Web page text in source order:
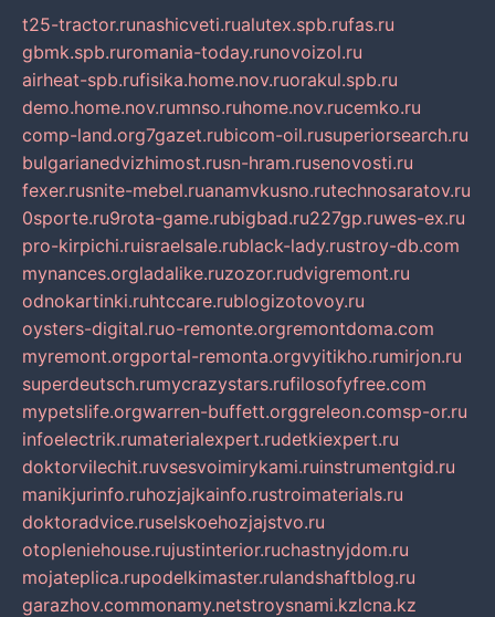
t25-tractor.runashicveti.rualutex.spb.rufas.ru
gbmk.spb.ruromania-today.runovoizol.ru
airheat-spb.rufisika.home.nov.ruorakul.spb.ru
demo.home.nov.rumnso.ruhome.nov.rucemko.ru
comp-land.org7gazet.rubicom-oil.rusuperiorsearch.ru
bulgarianedvizhimost.rusn-hram.rusenovosti.ru
fexer.rusnite-mebel.ruanamvkusno.rutechnosaratov.ru
0sporte.ru9rota-game.rubigbad.ru227gp.ruwes-ex.ru
pro-kirpichi.ruisraelsale.rublack-lady.rustroy-db.com
mynances.orgladalike.ruzozor.rudvigremont.ru
odnokartinki.ruhtccare.rublogizotovoy.ru
oysters-digital.ruo-remonte.orgremontdoma.com
myremont.orgportal-remonta.orgvyitikho.rumirjon.ru
superdeutsch.rumycrazystars.rufilosofyfree.com
mypetslife.orgwarren-buffett.orggreleon.comsp-or.ru
infoelectrik.rumaterialexpert.rudetkiexpert.ru
doktorvilechit.ruvsesvoimirykami.ruinstrumentgid.ru
manikjurinfo.ruhozjajkainfo.rustroimaterials.ru
doktoradvice.ruselskoehozjajstvo.ru
otopleniehouse.rujustinterior.ruchastnyjdom.ru
mojateplica.rupodelkimaster.rulandshaftblog.ru
garazhov.commonamy.netstroysnami.kzlcna.kz